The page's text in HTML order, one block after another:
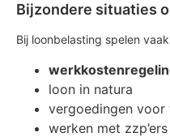
Bijzondere situaties
Bij loonbelasting spelen
loon in natura
vergoedingen voor
werken met